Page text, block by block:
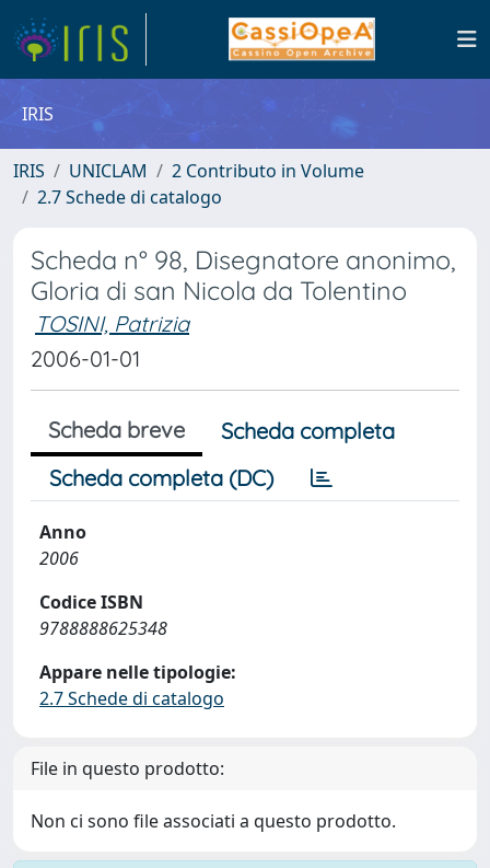
IRIS
IRIS UNICLAM
2 Contributo in Volume
2.7 Schede di catalogo
Scheda n° 98, Disegnatore anonimo,
Gloria di san Nicola da Tolentino
TOSINI, Patrizia
2006-01-01
Scheda breve
Scheda completa
Scheda completa (DC)
Anno
2006
Codice ISBN
9788888625348
Appare nelle tipologie:
2.7 Schede di catalogo
File in questo prodotto:
Non ci sono file associati a questo prodotto.